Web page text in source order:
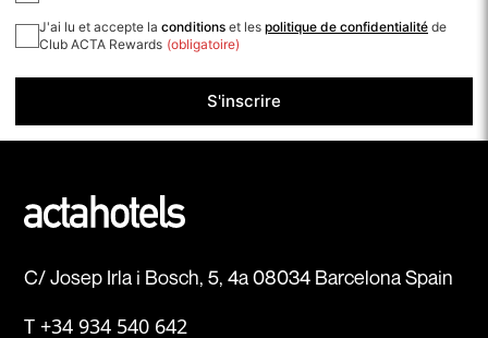
J'ai lu et accepte la conditions et les politique de confidentialité de
Club ACTA Rewards (obligatoire)
S'inscrire
C/ Josep Irla i Bosch, 5, 4a 08034 Barcelona Spain
T +34 934 540 642